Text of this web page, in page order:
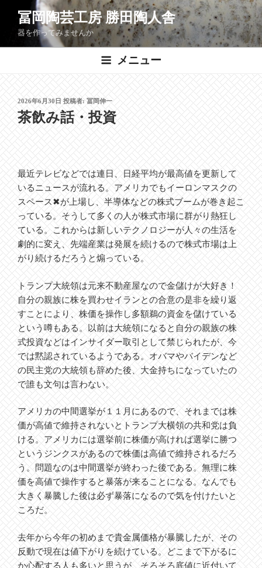
ン
へ
ス
キ
ッ
プ
冨岡陶芸工房 勝田陶人舎
器を作ってみませんか
メニュー
投
稿
日:
2026年6月30日投稿者:冨岡伸一
茶飲み話・投資
最近テレビなどでは連日、日経平均が最高値を更新して
いるニュースが流れる。アメリカでもイーロンマスクの
スペース✖が上場し、半導体などの株式ブームが巻き起こ
っている。そうして多くの人が株式市場に群がり熱狂し
ている。これからは新しいテクノロジーが人々の生活を
劇的に変え、先端産業は発展を続けるので株式市場は上
がり続けるだろうと煽っている。
トランプ大統領は元来不動産屋なので金儲けが大好き！
自分の親族に株を買わせイランとの合意の是非を繰り返
すことにより、株価を操作し多額鵜の資金を儲けている
という噂もある。以前は大統領になると自分の親族の株
式投資などはインサイダー取引として禁じられたが、今
では黙認されているようである。オバマやバイデンなど
の民主党の大統領も辞めた後、大金持ちになっていたの
で誰も文句は言わない。
アメリカの中間選挙が１１月にあるので、それまでは株
価が高値で維持されないとトランプ大横領の共和党は負
ける。アメリカには選挙前に株価が高ければ選挙に勝つ
というジンクスがあるので株価は高値で維持されるだろ
う。問題なのは中間選挙が終わった後である。無理に株
価を高値で操作すると暴落が来ることになる。なんでも
大きく暴騰した後は必ず暴落になるので気を付けたいと
ころだ。
去年から今年の初めまで貴金属価格が暴騰したが、その
反動で現在は値下がりを続けている。どこまで下がるに
か心配する人も多いと思うが、そろそろ底値に近付いて